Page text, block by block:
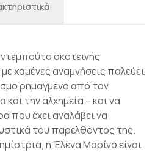
σκοτεινής
χαμένες αναμνήσεις παλεύει
ρημαγμένο από τον
την αλχημεία – και να
που έχει αναλάβει να
του παρελθόντος της.
η Έλενα Μαρίνο είναι